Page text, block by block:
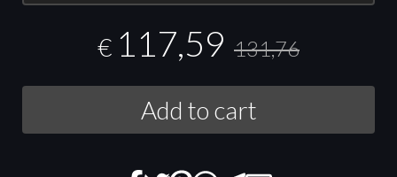
€ 117,59 131,76
Add to cart